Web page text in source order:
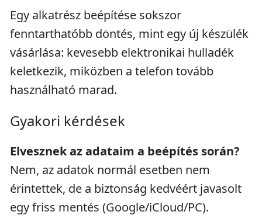
Egy alkatrész beépítése sokszor
fenntarthatóbb döntés, mint egy új készülék
vásárlása: kevesebb elektronikai hulladék
keletkezik, miközben a telefon tovább
használható marad.
Gyakori kérdések
Elvesznek az adataim a beépítés során?
Nem, az adatok normál esetben nem
érintettek, de a biztonság kedvéért javasolt
egy friss mentés (Google/iCloud/PC).